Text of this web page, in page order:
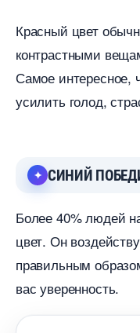
Красный цвет
контрастными
Самое интересное,
усилить голод,
СИНИЙ
Более 40% людей
цвет. Он
правильным
ас уверенность.